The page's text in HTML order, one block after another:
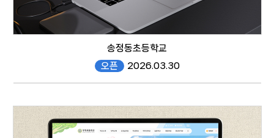
송정동초등학교
오픈
2026.03.30